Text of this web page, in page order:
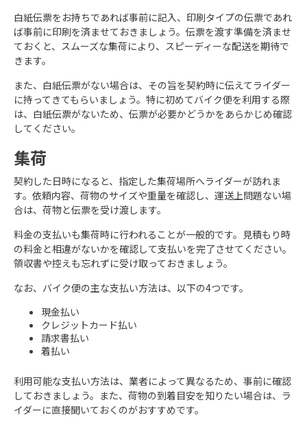
白紙伝票をお持ちであれば事前に記入、印刷タイプの伝票であれ
ば事前に印刷を済ませておきましょう。伝票を渡す準備を済ませ
ておくと、スムーズな集荷により、スピーディーな配送を期待で
きます。
また、白紙伝票がない場合は、その旨を契約時に伝えてライダー
に持ってきてもらいましょう。特に初めてバイク便を利用する際
は、白紙伝票がないため、伝票が必要かどうかをあらかじめ確認
してください。
集荷
契約した日時になると、指定した集荷場所へライダーが訪れま
す。依頼内容、荷物のサイズや重量を確認し、運送上問題ない場
合は、荷物と伝票を受け渡します。
料金の支払いも集荷時に行われることが一般的です。見積もり時
の料金と相違がないかを確認して支払いを完了させてください。
領収書や控えも忘れずに受け取っておきましょう。
なお、バイク便の主な支払い方法は、以下の4つです。
現金払い
クレジットカード払い
請求書払い
着払い
利用可能な支払い方法は、業者によって異なるため、事前に確認
しておきましょう。また、荷物の到着目安を知りたい場合は、ラ
イダーに直接聞いておくのがおすすめです。